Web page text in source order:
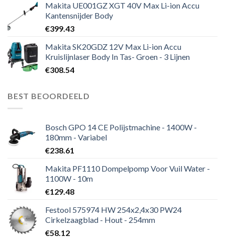
Makita UE001GZ XGT 40V Max Li-ion Accu
Kantensnijder Body
€399.43
Makita SK20GDZ 12V Max Li-ion Accu
Kruislijnlaser Body In Tas- Groen - 3 Lijnen
€308.54
BEST BEOORDEELD
Bosch GPO 14 CE Polijstmachine - 1400W -
180mm - Variabel
€238.61
Makita PF1110 Dompelpomp Voor Vuil Water -
1100W - 10m
€129.48
Festool 575974 HW 254x2,4x30 PW24
Cirkelzaagblad - Hout - 254mm
€58.12